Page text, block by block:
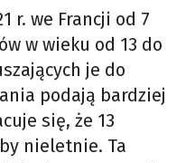
r. we Francji od 7
w wieku od 13 do
je do
podają bardziej
się, że 13
nieletnie. Ta